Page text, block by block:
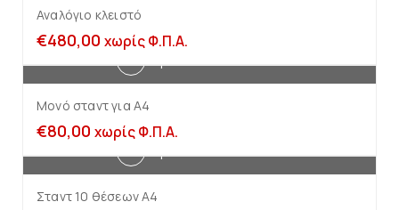
Αναλόγιο κλειστό
€480,00 χωρίς Φ.Π.Α.
Μονό σταντ για Α4
€80,00 χωρίς Φ.Π.Α.
Σταντ 10 θέσεων Α4